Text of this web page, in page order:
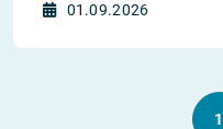
01.09.2026
1